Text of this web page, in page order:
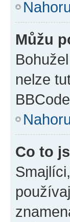
Můžu
nelze
Co to